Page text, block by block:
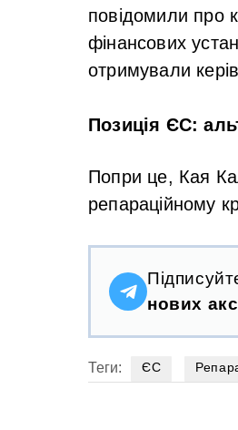
повідомили про
фінансових
отримували
Позиція ЄС:
Попри це, Кая
репараційному
нових
Теги: ЄС